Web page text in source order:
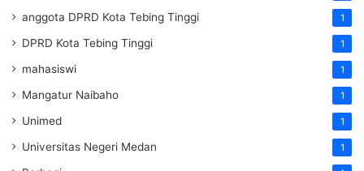
anggota DPRD Kota Tebing Tinggi 1
DPRD Kota Tebing Tinggi 1
mahasiswi 1
Mangatur Naibaho 1
Unimed 1
Universitas Negeri Medan 1